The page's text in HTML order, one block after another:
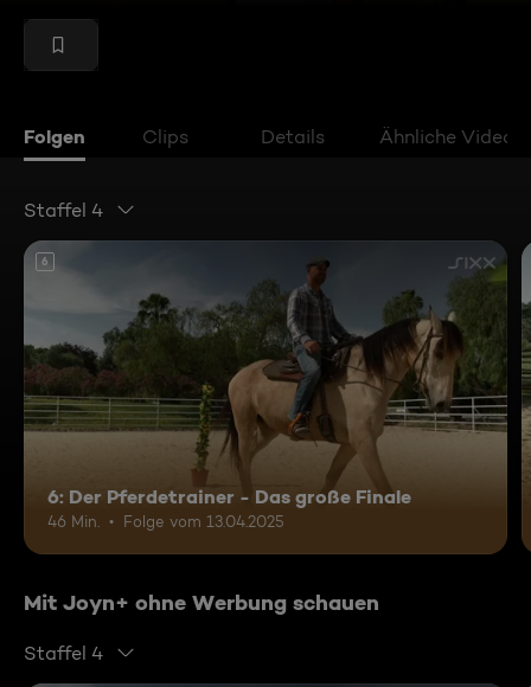
Folgen Clips Details Ähnliche Videos
Staffel 4
6
6: Der Pferdetrainer - Das große Finale
46 Min. Folge vom 13.04.2025
Mit Joyn+ ohne Werbung schauen
Staffel 4